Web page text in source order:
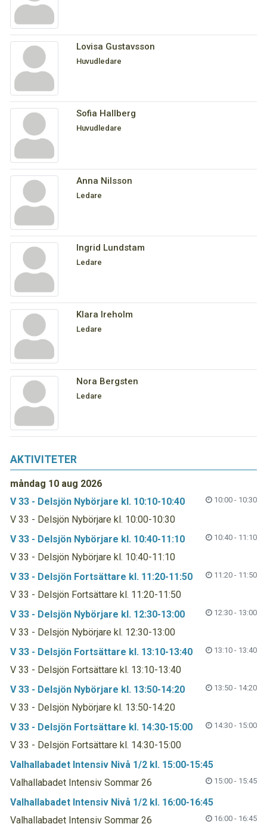
Lovisa Gustavsson
Huvudledare
Sofia Hallberg
Huvudledare
Anna Nilsson
Ledare
Ingrid Lundstam
Ledare
Klara Ireholm
Ledare
Nora Bergsten
Ledare
AKTIVITETER
måndag 10 aug 2026
V 33 - Delsjön Nybörjare kl. 10:10-10:40
10:00 - 10:30
V 33 - Delsjön Nybörjare kl. 10:00-10:30
V 33 - Delsjön Nybörjare kl. 10:40-11:10
10:40 - 11:10
V 33 - Delsjön Nybörjare kl. 10:40-11:10
V 33 - Delsjön Fortsättare kl. 11:20-11:50
11:20 - 11:50
V 33 - Delsjön Fortsättare kl. 11:20-11:50
V 33 - Delsjön Nybörjare kl. 12:30-13:00
12:30 - 13:00
V 33 - Delsjön Nybörjare kl. 12:30-13:00
V 33 - Delsjön Fortsättare kl. 13:10-13:40
13:10 - 13:40
V 33 - Delsjön Fortsättare kl. 13:10-13:40
V 33 - Delsjön Nybörjare kl. 13:50-14:20
13:50 - 14:20
V 33 - Delsjön Nybörjare kl. 13:50-14:20
V 33 - Delsjön Fortsättare kl. 14:30-15:00
14:30 - 15:00
V 33 - Delsjön Fortsättare kl. 14:30-15:00
Valhallabadet Intensiv Nivå 1/2 kl. 15:00-15:45
15:00 - 15:45
Valhallabadet Intensiv Sommar 26
Valhallabadet Intensiv Nivå 1/2 kl. 16:00-16:45
16:00 - 16:45
Valhallabadet Intensiv Sommar 26